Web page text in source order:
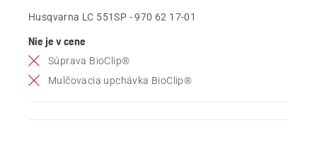
Husqvarna LC 551SP - 970 62 17‑01
Nie je v cene
Súprava BioClip®
Mulčovacia upchávka BioClip®